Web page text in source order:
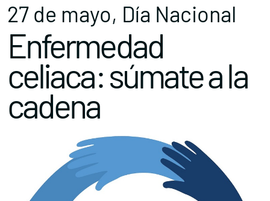
27 de mayo, Día Nacional
Enfermedad
celiaca: súmate a la
cadena